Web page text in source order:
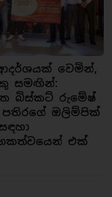
වෙමින්,
සමඟින්:
බිස්කට් රුමේෂ්
පතිරගේ ඔලිම්පික්
එක්